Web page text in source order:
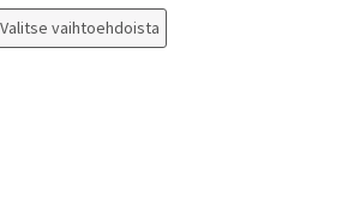
Valitse vaihtoehdoista